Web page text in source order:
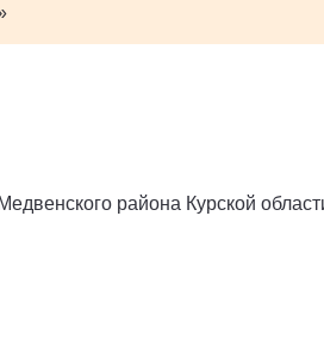
района Курской